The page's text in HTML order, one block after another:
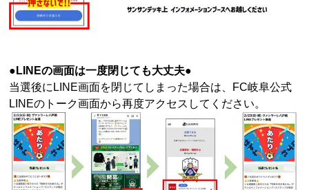
●LINEの画面は一度閉じても大丈夫●
当選後にLINE画面を閉じてしまった場合は、FC岐阜公式
LINEのトーク画面から再度アクセスしてください。